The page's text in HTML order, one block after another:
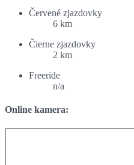
Červené zjazdovky
6 km
Čierne zjazdovky
2 km
Freeride
n/a
Online kamera: